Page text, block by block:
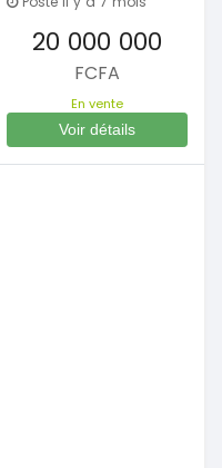
20 000 000
FCFA
En vente
Voir détails